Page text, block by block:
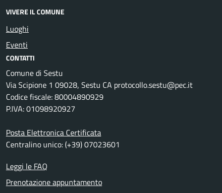
VIVERE IL COMUNE
Luoghi
Eventi
CONTATTI
Comune di Sestu
Via Scipione 1 09028, Sestu CA protocollo.sestu@pec.it
Codice fiscale: 80004890929
P.IVA: 01098920927
Posta Elettronica Certificata
Centralino unico: (+39) 07023601
Leggi le FAQ
Prenotazione appuntamento